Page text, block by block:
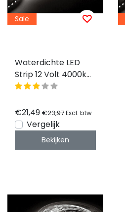
Sale
Waterdichte LED
Strip 12 Volt 4000k
Natuurlijk Wit 6W
Led/m IP65 5M Rol
€21,49 €23,97Excl. btw
Vergelijk
Bekijken